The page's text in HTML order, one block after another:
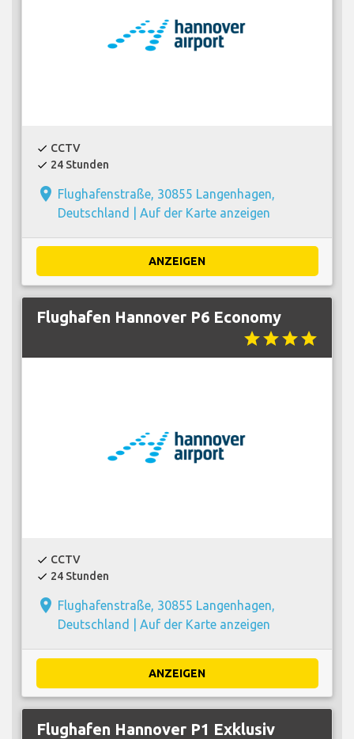
check CCTV
check 24 Stunden
place Flughafenstraße, 30855 Langenhagen,
Deutschland | Auf der Karte anzeigen
ANZEIGEN
Flughafen Hannover P6 Economy
starstarstarstar
check CCTV
check 24 Stunden
place Flughafenstraße, 30855 Langenhagen,
Deutschland | Auf der Karte anzeigen
ANZEIGEN
Flughafen Hannover P1 Exklusiv